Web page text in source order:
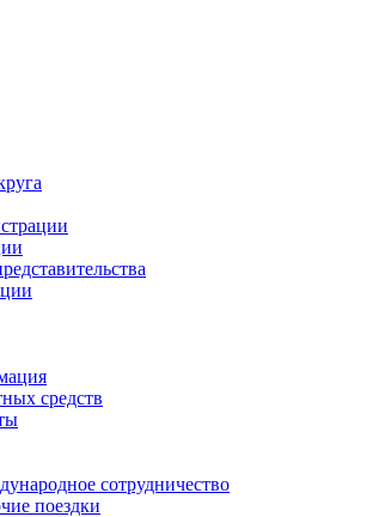
средств
сотрудничество
поездки